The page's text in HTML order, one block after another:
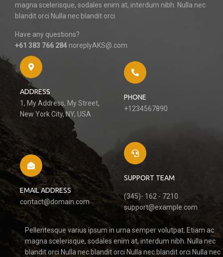
magna scelerisque, sodales enim at, interdum nibh. Nulla nec
blandit orci Nulla nec blandit orci.
Have any questions?
+61 383 766 284 noreplyAKS@.com
ADDRESS
1, My Address, My Street,
New York City, NY, USA
PHONE
+1234567890
EMAIL ADDRESS
contact@domain.com
SUPPORT TEAM
(345)- 162 - 7210
support@example.com
Pellentesque varius ipsum in urna semper volutpat. Etiam ac
magna scelerisque, sodales enim at, interdum nibh. Nulla nec
blandit orci Nulla nec blandit orci Nulla nec blandit orci Nulla nec